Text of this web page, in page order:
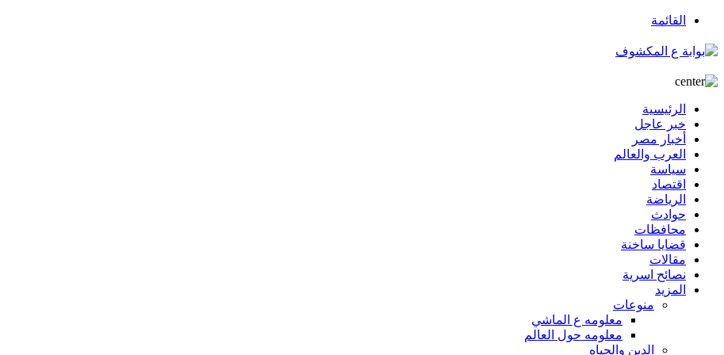
القائمة
الرئيسية
خبر عاجل
أخبار مصر
العرب والعالم
سياسة
اقتصاد
الرياضة
حوادث
محافظات
قضايا ساخنة
مقالات
نصائح اسرية
المزيد
منوعات
معلومه ع الماشي
معلومه حول العالم
الدين والحياه